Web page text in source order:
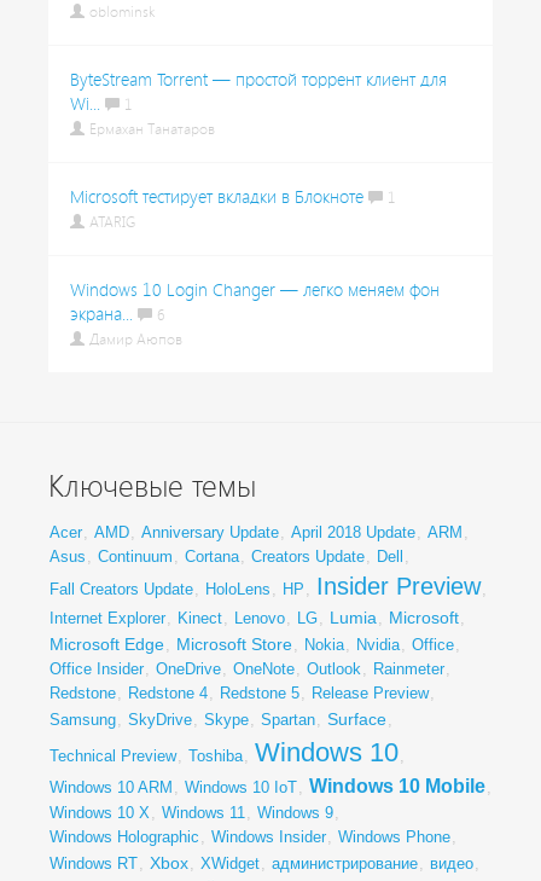
oblominsk
ByteStream Torrent — простой торрент клиент для
Wi...
1
Ермахан Танатаров
Microsoft тестирует вкладки в Блокноте
1
ATARIG
Windows 10 Login Changer — легко меняем фон
экрана...
6
Дамир Аюпов
Ключевые темы
Acer, AMD, Anniversary Update, April 2018 Update, ARM ,
Asus , Continuum , Cortana, Creators Update, Dell ,
Fall Creators Update, HoloLens , HP , Insider Preview,
Internet Explorer, Kinect, Lenovo, LG, Lumia, Microsoft,
Microsoft Edge, Microsoft Store, Nokia, Nvidia, Office,
Office Insider, OneDrive, OneNote, Outlook, Rainmeter,
Redstone, Redstone 4, Redstone 5, Release Preview,
Samsung, SkyDrive, Skype, Spartan, Surface,
Technical Preview, Toshiba, Windows 10,
Windows 10 ARM , Windows 10 IoT, Windows 10 Mobile,
Windows 10 X, Windows 11, Windows 9,
Windows Holographic , Windows Insider, Windows Phone,
Windows RT, Xbox, XWidget, администрирование, видео,